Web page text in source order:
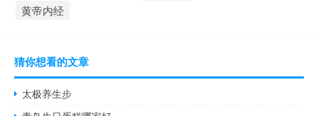
黄帝内经
猜你想看的文章
太极养生步